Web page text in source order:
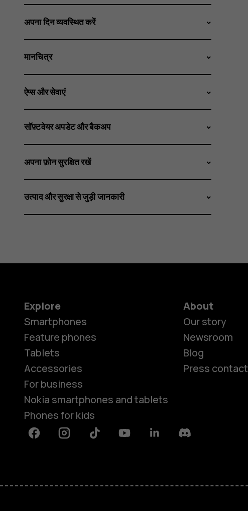
अपना दिन व्यवस्थित करें
मानचित्र
ऐप्स और सेवाएं
सॉफ़्टवेयर अपडेट और बैकअप
अपना फ़ोन सुरक्षित रखें
उत्पाद और सुरक्षा से जुड़ी जानकारी
Explore
Smartphones
Feature phones
Tablets
Accessories
For business
Nokia smartphones and tablets
Phones for kids
About
Our story
Newsroom
Blog
Press contact
FacebookInstagramTiktok YoutubeLinkedinDiscord